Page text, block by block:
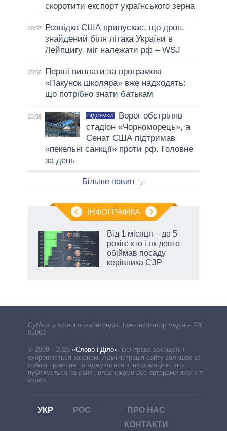
скоротити експорт українського зерна
00:57
Розвідка США припускає, що дрон,
знайдений біля літака України в
Лейпцигу, міг належати рф – WSJ
23:56
Перші виплати за програмою
«Пакунок школяра» вже надходять:
що потрібно знати батькам
23:09 ПІДСУМКИ
Ворог обстріляв
стадіон «Чорноморець», а
Сенат США підтримав
«пекельні санкції» проти рф. Головне
за день
Більше новин
ІНФОГРАФІКА
Від 1 місяця – до 5
років: хто і як довго
обіймав посаду
керівника СЗР
Cуб'єкт у сфері онлайн-медіа. Ідентифікатор медіа – R40-
05063
© 2009—2026 «Слово і Діло»
Всі права захищені і
охороняються законом. Адміністрація сайту залишає за
собою право не погоджуватися з інформацією, яка
публікується на сайті, власниками або авторами якої є треті
особи.
УКР РОС
ПРО НАС
КОНТАКТИ